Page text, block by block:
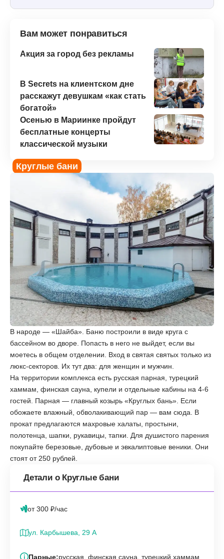
Вам может понравиться
Акция за город без рекламы
В Secrets на клиентском дне
расскажут девушкам «как стать
богатой»
Осенью в Мариинке пройдут
бесплатные концерты
классической музыки
Круглые бани
В народе — «Шайба». Баню построили в виде круга с
бассейном во дворе. Попасть в него не выйдет, если вы
моетесь в общем отделении. Вход в святая святых только из
люкс-секторов. Их тут два: для женщин и мужчин.
На территории комплекса есть русская парная, турецкий
хаммам, финская сауна, купели и отдельные кабины на 4-6
гостей. Парная — главный козырь «‎Круглых бань». Если
обожаете влажный, обволакивающий пар — вам сюда. В
прокат предлагаются махровые халаты, простыни,
полотенца, шапки, рукавицы, тапки. Для душистого парения
покупайте березовые, дубовые и эвкалиптовые веники. Они
стоят от 250 рублей.
Детали о Круглые бани
от 300 ₽/час
ул. Карбышева, 29 А
Парные:русская, финская сауна, турецкий хаммам